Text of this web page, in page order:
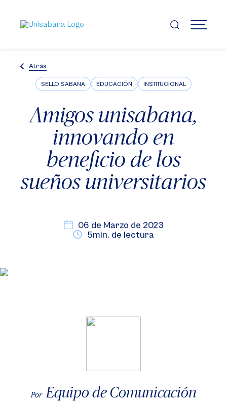
contenido
principal
MENÚ
Atrás
SELLO SABANA EDUCACIÓN INSTITUCIONAL
Amigos unisabana,
innovando en
beneficio de los
sueños universitarios
06 de Marzo de 2023
5min. de lectura
Por Equipo de Comunicación